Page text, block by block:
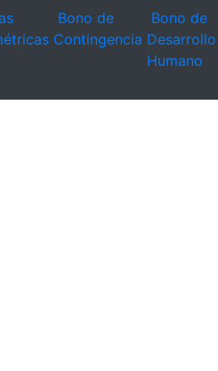
Bono de
Contingencia
Bono de
Desarrollo
Humano